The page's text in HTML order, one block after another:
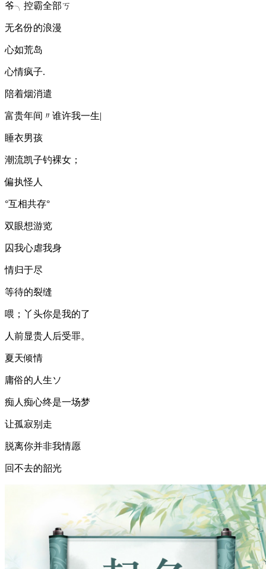
爷╮控霸全部ㄎ
无名份的浪漫
心如荒岛
心情疯子.
陪着烟消遣
富贵年间〃谁许我一生|
睡衣男孩
潮流凯子钓裸女；
偏执怪人
°互相共存°
双眼想游览
囚我心虐我身
情归于尽
等待的裂缝
喂；丫头你是我的了
人前显贵人后受罪。
夏天倾情
庸俗的人生ソ
痴人痴心终是一场梦
让孤寂别走
脱离你并非我情愿
回不去的韶光